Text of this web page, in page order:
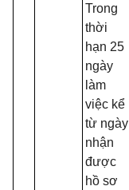
Trong
thời
hạn 25
ngày
làm
việc kể
từ ngày
nhận
được
hồ sơ